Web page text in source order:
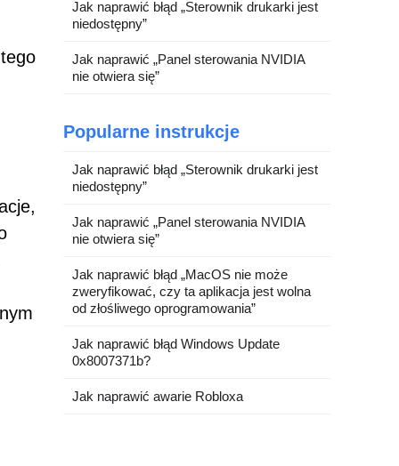
Jak naprawić błąd „Sterownik drukarki jest
niedostępny”
Jak naprawić „Panel sterowania NVIDIA
nie otwiera się”
Popularne instrukcje
Jak naprawić błąd „Sterownik drukarki jest
niedostępny”
Jak naprawić „Panel sterowania NVIDIA
nie otwiera się”
Jak naprawić błąd „MacOS nie może
zweryfikować, czy ta aplikacja jest wolna
od złośliwego oprogramowania”
Jak naprawić błąd Windows Update
0x8007371b?
Jak naprawić awarie Robloxa